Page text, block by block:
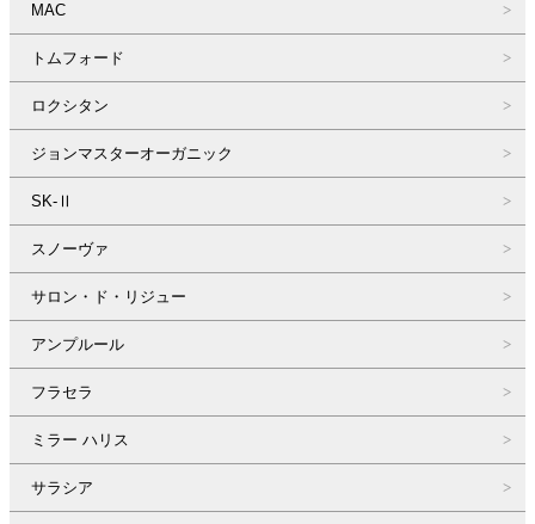
MAC
トムフォード
ロクシタン
ジョンマスターオーガニック
SK-Ⅱ
スノーヴァ
サロン・ド・リジュー
アンプルール
フラセラ
ミラー ハリス
サラシア